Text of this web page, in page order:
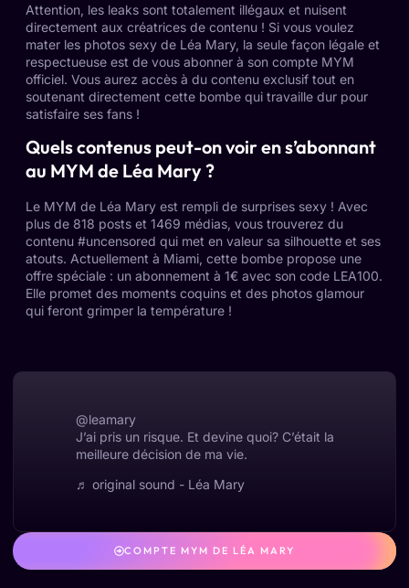
Attention, les leaks sont totalement illégaux et nuisent
directement aux créatrices de contenu ! Si vous voulez
mater les photos sexy de Léa Mary, la seule façon légale et
respectueuse est de vous abonner à son compte MYM
officiel. Vous aurez accès à du contenu exclusif tout en
soutenant directement cette bombe qui travaille dur pour
satisfaire ses fans !
Quels contenus peut-on voir en s’abonnant
au MYM de Léa Mary ?
Le MYM de Léa Mary est rempli de surprises sexy ! Avec
plus de 818 posts et 1469 médias, vous trouverez du
contenu #uncensored qui met en valeur sa silhouette et ses
atouts. Actuellement à Miami, cette bombe propose une
offre spéciale : un abonnement à 1€ avec son code LEA100.
Elle promet des moments coquins et des photos glamour
qui feront grimper la température !
@leamary
J’ai pris un risque. Et devine quoi? C’était la
meilleure décision de ma vie.
♬ original sound - Léa Mary
COMPTE MYM DE LÉA MARY